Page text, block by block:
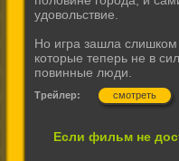
удовольствие.
Но игра зашла
которые теперь не в
повинные люди.
Трейлер: смотреть
Если фильм не